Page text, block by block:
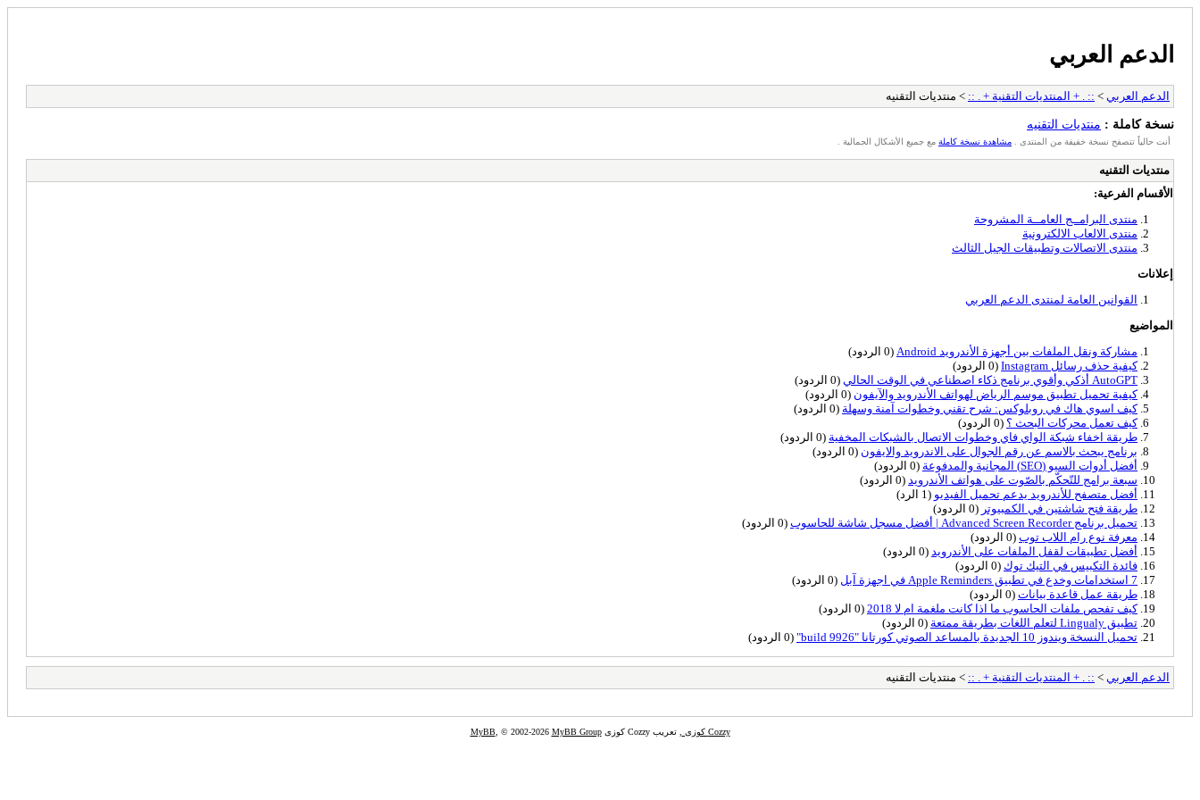
الدعم العربي
الدعم العربي > :: . + المنتديات التقنية + . :: > منتديات التقنيه
نسخة كاملة : منتديات التقنيه
أنت حالياً تتصفح نسخة خفيفة من المنتدى . مشاهدة نسخة كاملة مع جميع الأشكال الجمالية .
منتديات التقنيه
الأقسام الفرعية:
منتدى البرامــج العامــة المشروحة
منتدى الالعاب الالكترونية
منتدى الاتصالات وتطبيقات الجيل الثالث
إعلانات
القوانين العامة لمنتدى الدعم العربي
المواضيع
مشاركة ونقل الملفات بين أجهزة الأندرويد Android
(0 الردود)
كيفية حذف رسائل Instagram
(0 الردود)
AutoGPT أذكي وأقوي برنامج ذكاء اصطناعي في الوقت الحالي
(0 الردود)
كيفية تحميل تطبيق موسم الرياض لهواتف الأندرويد والآيفون (0 الردود)
كيف اسوي هاك في روبلوكس: شرح تقني وخطوات آمنة وسهلة (0 الردود)
كيف تعمل محركات البحث ؟ (0 الردود)
طريقة اخفاء شبكة الواي فاي وخطوات الاتصال بالشبكات المخفية (0 الردود)
برنامج يبحث بالاسم عن رقم الجوال على الاندرويد والايفون (0 الردود)
أفضل أدوات السيو (SEO) المجانية والمدفوعة
(0 الردود)
سبعة برامج للتّحكّم بالصّوت على هواتف الأندرويد (0 الردود)
أفضل متصفح للأندرويد يدعم تحميل الفيديو (1 الرد)
طريقة فتح شاشتين في الكمبيوتر (0 الردود)
تحميل برنامج Advanced Screen Recorder | أفضل مسجل شاشة للحاسوب
(0 الردود)
معرفة نوع رام اللاب توب (0 الردود)
أفضل تطبيقات لقفل الملفات على الأندرويد (0 الردود)
فائدة التكبيس في التيك توك (0 الردود)
7 استخدامات وخدع في تطبيق Apple Reminders في اجهزة آبل
(0 الردود)
طريقة عمل قاعدة بيانات (0 الردود)
كيف تفحص ملفات الحاسوب ما اذا كانت ملغمة ام لا 2018
(0 الردود)
تطبيق Lingualy لتعلم اللغات بطريقة ممتعة
(0 الردود)
تحميل النسخة ويندوز 10 الجديدة بالمساعد الصوتي كورتانا "build 9926"
(0 الردود)
الدعم العربي > :: . + المنتديات التقنية + . :: > منتديات التقنيه
Cozzy كوزى , تعريب Cozzy كوزى MyBB, © 2002-2026 MyBB Group